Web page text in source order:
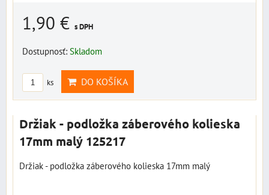
1,90 € s DPH
Dostupnosť: Skladom
ks DO KOŠÍKA
Držiak - podložka záberového kolieska
17mm malý 125217
Držiak - podložka záberového kolieska 17mm malý